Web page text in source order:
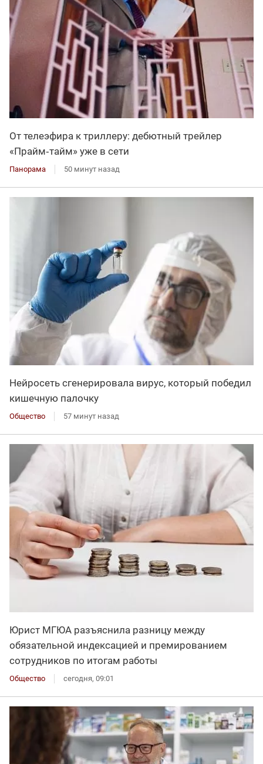
От телеэфира к триллеру: дебютный трейлер
«Прайм‑тайм» уже в сети
Панорама 50 минут назад
Нейросеть сгенерировала вирус, который победил
кишечную палочку
Общество 57 минут назад
Юрист МГЮА разъяснила разницу между
обязательной индексацией и премированием
сотрудников по итогам работы
Общество сегодня, 09:01